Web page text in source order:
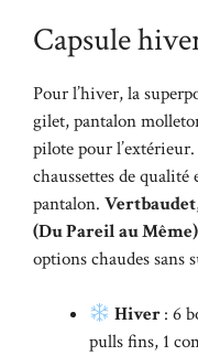
Capsule
Pour l’hiver, la
gilet, pantalon
pilote pour l’extérieur.
chaussettes de qualité
pantalon. Vertbaudet
(Du Pareil au Même)
options chaudes sans
Hiver: 6
pulls fins, 1